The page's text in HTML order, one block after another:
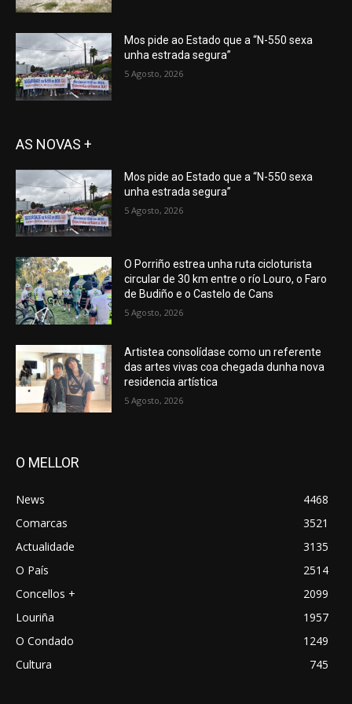
Mos pide ao Estado que a “N-550 sexa
unha estrada segura”
5 Agosto, 2026
AS NOVAS +
Mos pide ao Estado que a “N-550 sexa
unha estrada segura”
5 Agosto, 2026
O Porriño estrea unha ruta cicloturista
circular de 30 km entre o río Louro, o Faro
de Budiño e o Castelo de Cans
5 Agosto, 2026
Artistea consolídase como un referente
das artes vivas coa chegada dunha nova
residencia artística
5 Agosto, 2026
O MELLOR
News
4468
Comarcas
3521
Actualidade
3135
O País
2514
Concellos +
2099
Louriña
1957
O Condado
1249
Cultura
745